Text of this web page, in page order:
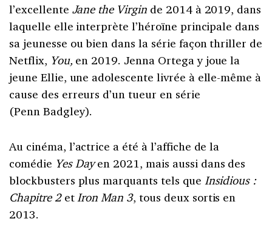
l’excellente Jane the Virginde 2014 à 2019, dans
laquelle elle interprète l’héroïne principale dans
sa jeunesse ou bien dans la série façon thriller de
Netflix, You, en 2019. Jenna Ortega y joue la
jeune Ellie, une adolescente livrée à elle-même à
cause des erreurs d’un tueur en série
(Penn Badgley).
Au cinéma, l’actrice a été à l’affiche de la
comédie Yes Dayen 2021, mais aussi dans des
blockbusters plus marquants tels que Insidious :
Chapitre 2etIron Man 3, tous deux sortis en
2013.